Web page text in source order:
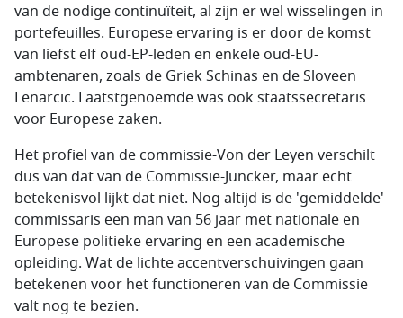
van de nodige continuïteit, al zijn er wel wisselingen in
portefeuilles. Europese ervaring is er door de komst
van liefst elf oud-EP-leden en enkele oud-EU-
ambtenaren, zoals de Griek Schinas en de Sloveen
Lenarcic. Laatstgenoemde was ook staatssecretaris
voor Europese zaken.
Het profiel van de commissie-Von der Leyen verschilt
dus van dat van de Commissie-Juncker, maar echt
betekenisvol lijkt dat niet. Nog altijd is de 'gemiddelde'
commissaris een man van 56 jaar met nationale en
Europese politieke ervaring en een academische
opleiding. Wat de lichte accentverschuivingen gaan
betekenen voor het functioneren van de Commissie
valt nog te bezien.